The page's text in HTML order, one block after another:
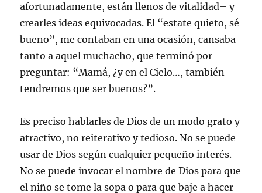
afortunadamente, están llenos de vitalidad– y
crearles ideas equivocadas. El “estate quieto, sé
bueno”, me contaban en una ocasión, cansaba
tanto a aquel muchacho, que terminó por
preguntar: “Mamá, ¿y en el Cielo…, también
tendremos que ser buenos?”.
Es preciso hablarles de Dios de un modo grato y
atractivo, no reiterativo y tedioso. No se puede
usar de Dios según cualquier pequeño interés.
No se puede invocar el nombre de Dios para que
el niño se tome la sopa o para que baje a hacer